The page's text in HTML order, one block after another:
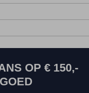
OP € 150,-